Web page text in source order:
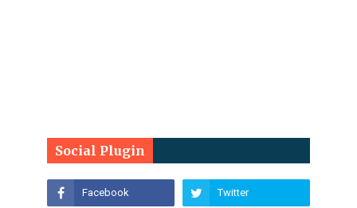
Social Plugin